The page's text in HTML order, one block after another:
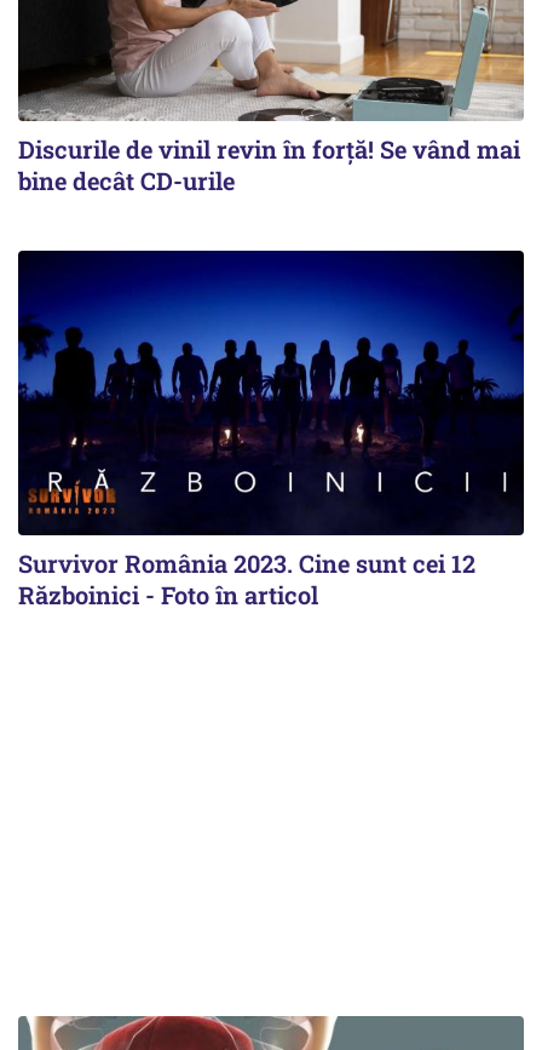
Discurile de vinil revin în forţă! Se vând mai
bine decât CD-urile
Survivor România 2023. Cine sunt cei 12
Războinici - Foto în articol